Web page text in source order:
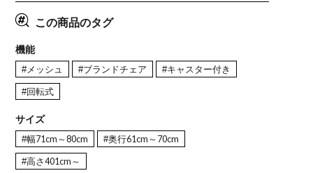
この商品のタグ
機能
#メッシュ #ブランドチェア #キャスター付き
#回転式
サイズ
#幅71cm～80cm #奥行61cm～70cm
#高さ401cm～